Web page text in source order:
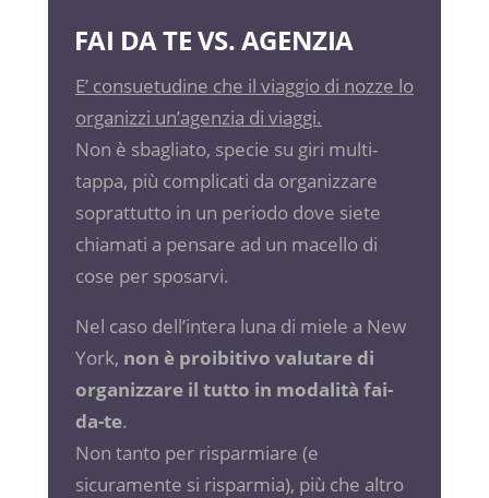
FAI DA TE VS. AGENZIA
E’ consuetudine che il viaggio di nozze lo
organizzi un’agenzia di viaggi.
Non è sbagliato, specie su giri multi-
tappa, più complicati da organizzare
soprattutto in un periodo dove siete
chiamati a pensare ad un macello di
cose per sposarvi.
Nel caso dell’intera luna di miele a New
York, non è proibitivo valutare di
organizzare il tutto in modalità fai-
da-te.
Non tanto per risparmiare (e
sicuramente si risparmia), più che altro